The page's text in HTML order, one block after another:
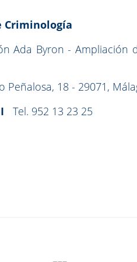
Criminología
Ada Byron - Ampliación
Peñalosa, 18 - 29071,
I Tel. 952 13 23 25